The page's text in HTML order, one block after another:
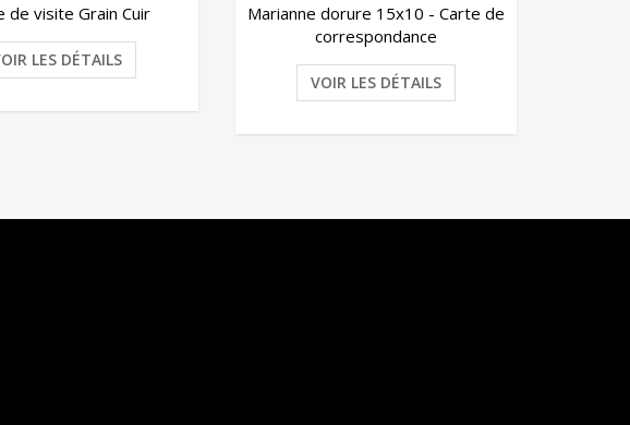
Marianne dorure 15x10 - Carte de
VOIR LES DÉTAILS
BIC® Media Clic Advance